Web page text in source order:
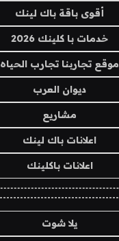
أقوى باقة باك لينك
خدمات با كلينك 2026
موقع تجاربنا تجارب الحياه
ديوان العرب
مشاريع
اعلانات باك لينك
اعلانات باكلينك
يلا شوت